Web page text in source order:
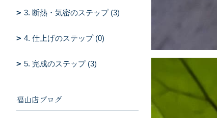
3. 断熱・気密のステップ (3)
4. 仕上げのステップ (0)
5. 完成のステップ (3)
福山店ブログ